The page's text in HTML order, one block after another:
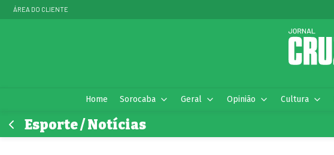
ÁREA DO CLIENTE
Home Sorocaba Geral Opinião Cultura
Esporte / Notícias